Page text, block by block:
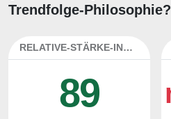
Trendfolge-Philosophie?
RELATIVE-STÄRKE-INDEX
89